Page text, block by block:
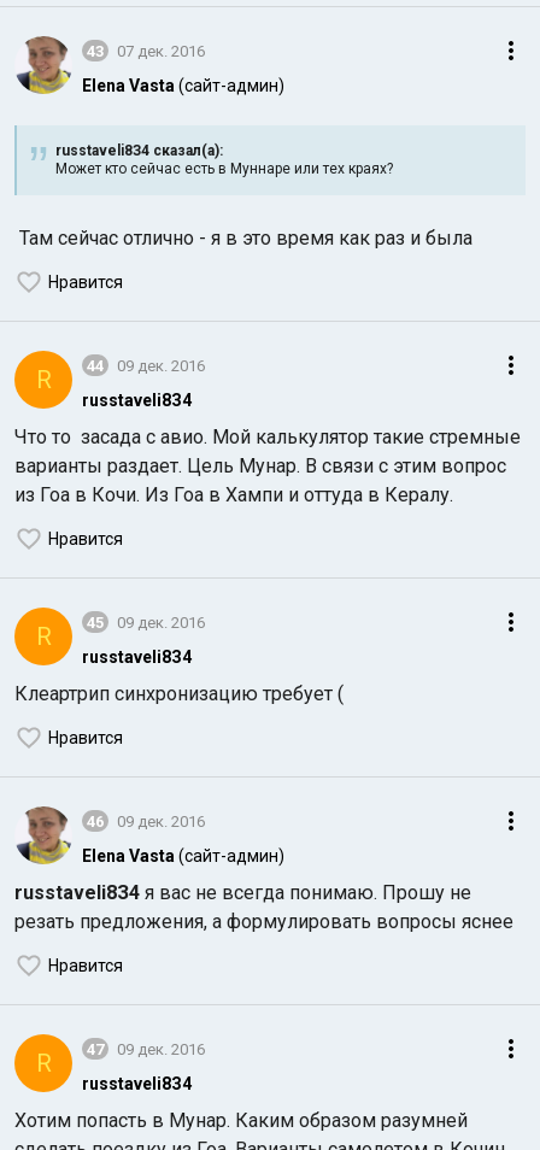
43 07 дек. 2016
Elena Vasta (сайт-админ)
russtaveli8З4 сказал(а):
Может кто сейчас есть в Муннаре или тех краях?
Там сейчас отлично - я в это время как раз и была
Нравится
R 44 09 дек. 2016
russtaveli8З4
Что то засада с авио. Мой калькулятор такие стремные
варианты раздает. Цель Мунар. В связи с этим вопрос
из Гоа в Кочи. Из Гоа в Хампи и оттуда в Кералу.
Нравится
R 45 09 дек. 2016
russtaveli8З4
Клеартрип синхронизацию требует (
Нравится
46 09 дек. 2016
Elena Vasta (сайт-админ)
russtaveli8З4 я вас не всегда понимаю. Прошу не
резать предложения, а формулировать вопросы яснее
Нравится
R 47 09 дек. 2016
russtaveli8З4
Хотим попасть в Мунар. Каким образом разумней